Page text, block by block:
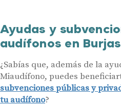
Ayudas y
audífonos en
¿Sabías que, además de la
Miaudífono, puedes
subvenciones públicas y
tu audífono?